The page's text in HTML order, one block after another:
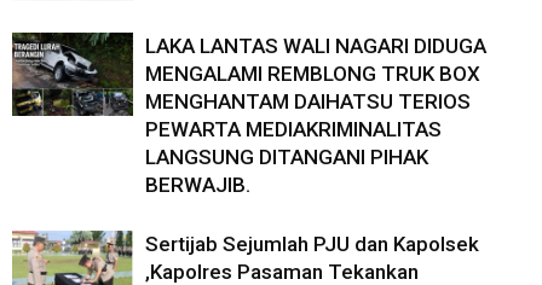
LAKA LANTAS WALI NAGARI DIDUGA
MENGALAMI REMBLONG TRUK BOX
MENGHANTAM DAIHATSU TERIOS
PEWARTA MEDIAKRIMINALITAS
LANGSUNG DITANGANI PIHAK
BERWAJIB.
Sertijab Sejumlah PJU dan Kapolsek
,Kapolres Pasaman Tekankan